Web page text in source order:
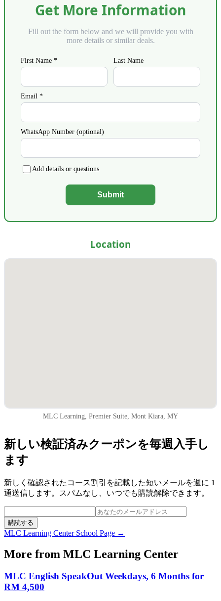
Get More Information
Fill out the form below and we will provide you with
more details or similar deals.
First Name * Last Name
Email *
WhatsApp Number (optional)
Add details or questions
Submit
Location
MLC Learning, Premier Suite, Mont Kiara, MY
新しい検証済みクーポンを毎週入手し
ます
新しく確認されたコース割引を記載した短いメールを週に 1
通送信します。スパムなし、いつでも購読解除できます。
購読する
MLC Learning CenterSchool Page →
More from MLC Learning Center
MLC English SpeakOut Weekdays, 6 Months for
RM 4,500